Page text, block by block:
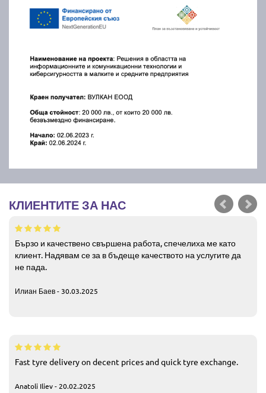
КЛИЕНТИТЕ ЗА НАС
Бързо и качествено свършена работа, спечелиха ме като
клиент. Надявам се за в бъдеще качеството на услугите да
не пада.
Илиан Баев - 30.03.2025
Fast tyre delivery on decent prices and quick tyre exchange.
Anatoli Iliev - 20.02.2025